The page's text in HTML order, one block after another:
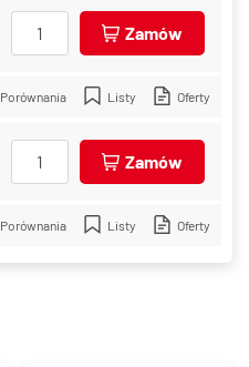
Zamów
Porównania Listy Oferty
Zamów
Porównania Listy Oferty